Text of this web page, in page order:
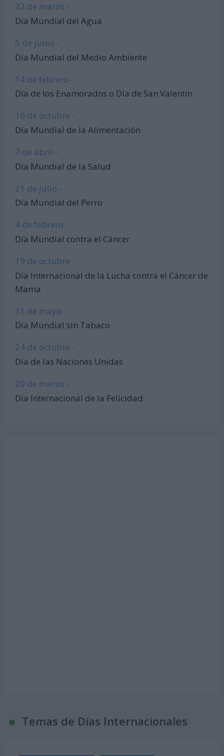
22 de marzo -
Día Mundial del Agua
5 de junio -
Día Mundial del Medio Ambiente
14 de febrero -
Día de los Enamorados o Día de San Valentín
16 de octubre -
Día Mundial de la Alimentación
7 de abril -
Día Mundial de la Salud
21 de julio -
Día Mundial del Perro
4 de febrero -
Día Mundial contra el Cáncer
19 de octubre -
Día Internacional de la Lucha contra el Cáncer de
Mama
31 de mayo -
Día Mundial sin Tabaco
24 de octubre -
Día de las Naciones Unidas
20 de marzo -
Día Internacional de la Felicidad
Temas de Días Internacionales